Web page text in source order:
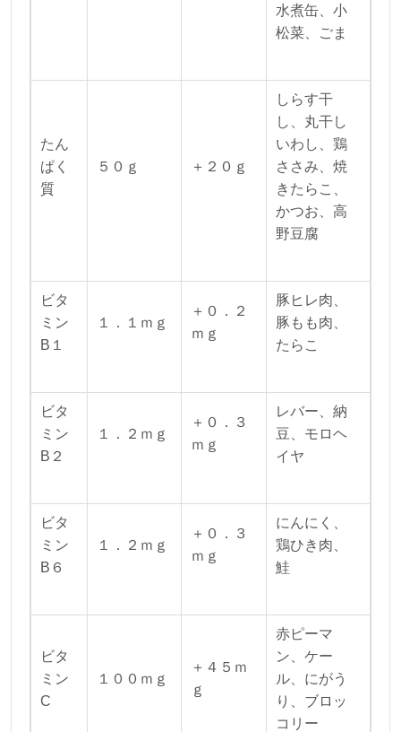
水煮缶、小
松菜、ごま
たん
ぱく
質
５０ｇ ＋２０ｇ
しらす干
し、丸干し
いわし、鶏
ささみ、焼
きたらこ、
かつお、高
野豆腐
ビタ
ミン
B１
１．１ｍｇ
＋０．２
ｍｇ
豚ヒレ肉、
豚もも肉、
たらこ
ビタ
ミン
B２
１．２ｍｇ
＋０．３
ｍｇ
レバー、納
豆、モロヘ
イヤ
ビタ
ミン
B６
１．２ｍｇ
＋０．３
ｍｇ
にんにく、
鶏ひき肉、
鮭
ビタ
ミン
C
１００ｍｇ
＋４５ｍ
ｇ
赤ピーマ
ン、ケー
ル、にがう
り、ブロッ
コリー